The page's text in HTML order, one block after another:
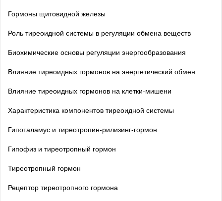
Гормоны щитовидной железы
Роль тиреоидной системы в регуляции обмена веществ
Биохимические основы регуляции энергообразования
Влияние тиреоидных гормонов на энергетический обмен
Влияние тиреоидных гормонов на клетки-мишени
Характеристика компонентов тиреоидной системы
Гипоталамус и тиреотропин-рилизинг-гормон
Гипофиз и тиреотропный гормон
Тиреотропный гормон
Рецептор тиреотропного гормона